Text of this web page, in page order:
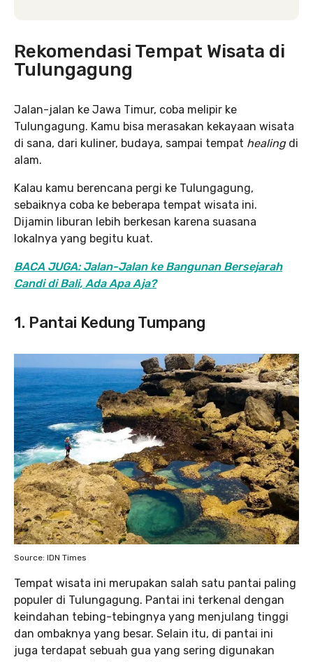
Rekomendasi Tempat Wisata di
Tulungagung
Jalan-jalan ke Jawa Timur, coba melipir ke
Tulungagung. Kamu bisa merasakan kekayaan wisata
di sana, dari kuliner, budaya, sampai tempat healingdi
alam.
Kalau kamu berencana pergi ke Tulungagung,
sebaiknya coba ke beberapa tempat wisata ini.
Dijamin liburan lebih berkesan karena suasana
lokalnya yang begitu kuat.
BACA JUGA: Jalan-Jalan ke Bangunan Bersejarah
Candi di Bali, Ada Apa Aja?
1. Pantai Kedung Tumpang
Source: IDN Times
Tempat wisata ini merupakan salah satu pantai paling
populer di Tulungagung. Pantai ini terkenal dengan
keindahan tebing-tebingnya yang menjulang tinggi
dan ombaknya yang besar. Selain itu, di pantai ini
juga terdapat sebuah gua yang sering digunakan